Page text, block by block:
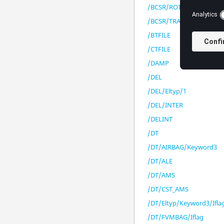
/BCSR/ROT
/BCSR/TRA
/BTFILE
/CTFILE
/DAMP
/DEL
/DEL/Eltyp/1
/DEL/INTER
/DELINT
/DT
/DT/AIRBAG/Keyword3
/DT/ALE
/DT/AMS
/DT/CST_AMS
/DT/Eltyp/Keyword3/
/DT/FVMBAG/Iflag